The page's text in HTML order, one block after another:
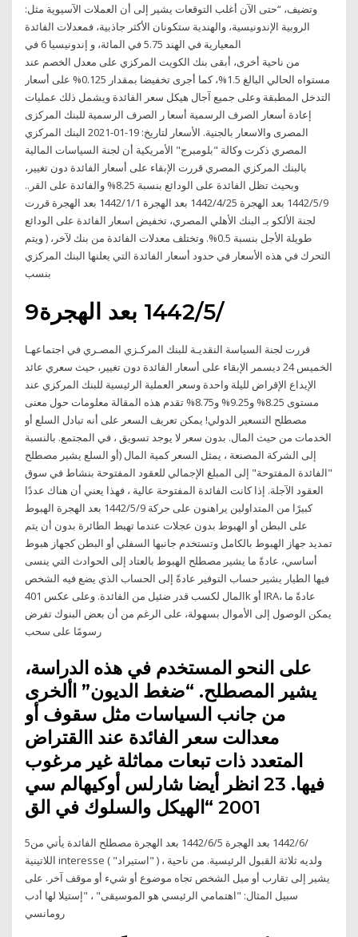
وتضيف، “حتى الآن أغلب التوقعات يشير إلى أن العملات الآسيوية مثل:
الروبية الإندونيسية، والهندية ستكونان الأكثر جاذبية، فمعدلات الفائدة
المعيارية في الهند 5.75 في المائة، و إندونيسيا 6 في
من ناحية أخرى، أبقى بنك الكويت المركزي على معدل الخصم عند
مستواه الحالي البالغ 1.5%، كما أجرى تخفيضا بمقدار 0.125% على أسعار
التدخل المطبقة وعلى جميع آجال هيكل سعر الفائدة ويشمل ذلك عمليات
إعادة أسعار الصرف الرسمية أسعا ر الصرف الرسمية للبنك المركزى
المصرى والاسعار بالجنية. الأسعار لتاريخ: 19-01-2021 البنك المركزي
المصري ذكرت وكالة "بلومبرج" الأمريكية أن لجنة السياسات المالية
بالبنك المركزي المصري قررت الإبقاء على أسعار الفائدة دون تغيير،
وبحيث تظل الفائدة على الودائع بنسبة 8.25% والفائدة على القر..
9‏‏/5‏‏/1442 بعد الهجرة 25‏‏/4‏‏/1442 بعد الهجرة 1‏‏/1‏‏/1442 بعد الهجرة قررت
لجنة الألكو بـ البنك الأهلي المصري، تخفيض اسعار الفائدة على الودائع
طويلة الأجل بنسبة 0.5%. وتختلف معدلات الفائدة من بنك لآخر، ( ويتم
التحرك في هذه الأسعار في حدود أسعار الفائدة التي يعلنها البنك المركزي
بنسب
9‏‏/5‏‏/1442 بعد الهجرة
قررت لجنة السياسة النقديـة للبنك المركـزي المصـري في اجتماعهـا
الخميس 24 ديسمر الإبقاء على أسعار الفائدة دون تغيير، حيث سعري عائد
الإيداع الإقراض لليلة واحدة وسعر العملية الرئيسية للبنك المركزي عند
مستوى 8.25% و9.25% و8.75% تقدم هذه المقالة معلومات حول معنى
مصطلح التسعير الدولي! يمكن تعريف السعر على أنه تبادل السلع أو
الخدمات من حيث المال. بدون سعر لا يوجد تسويق ، في المجتمع. بالنسبة
إلى الشركة المصنعة ، يمثل السعر كمية المال (أو السلع يشير مصطلح
"الفائدة المفتوحة" إلى المبلغ الإجمالي للعقود المفتوحة بنشاط في سوق
العقود الآجلة. إذا كانت الفائدة المفتوحة عالية ، فهذا يعني أن هناك عددًا
كبيرًا من المتداولين يراهنون على حركة 9‏‏/5‏‏/1442 بعد الهجرة الهبوط
على البطن أو الهبوط بدون عجلات عندما تهبط الطائرة بدون أن يتم
تمديد جهاز الهبوط بالكامل وتستخدم جانبها السفلي أو البطن كجهاز هبوط
أساسي، عادةً ما يشير مصطلح الهبوط بالعتاد إلى الحوادث التي ينسى
فيها الطيار يشير حساب التوفير عادةً إلى الحساب الذي يضع فيه الشخص
المال لكسب قدر ضئيل من الفائدة. وعلى عكس 401k أو IRA، عادةً ما
يمكن الوصول إلى الأموال بسهولة، على الرغم من أن بعض البنوك تفرض
رسومًا على سحب
على النحو المستخدم في هذه الدراسة،
يشير المصطلح. “ضغط الديون” األخرى
من جانب السياسات مثل سقوف أو
معدالت سعر الفائدة عند االقتراض
المتعدد ذات تبعات مماثلة غير مرغوب
فيها. 23 انظر أيضا شارلس أوكيهالم سي
2001 “الهيكل والسلوك في الق
5‏‏/6‏‏/1442 بعد الهجرة 5‏‏/6‏‏/1442 بعد الهجرة مصطلح الفائدة يأتي من
اللاتينية interesse ( "استيراد" ) ولديه ثلاثة القبول الرئيسية. من ناحية ،
يشير إلى تقارب أو ميل الشخص تجاه موضوع أو شيء أو موقف آخر. على
سبيل المثال: "اهتمامي الرئيسي هو الموسيقى" ، "إستيلا لها أدب
رومانسي